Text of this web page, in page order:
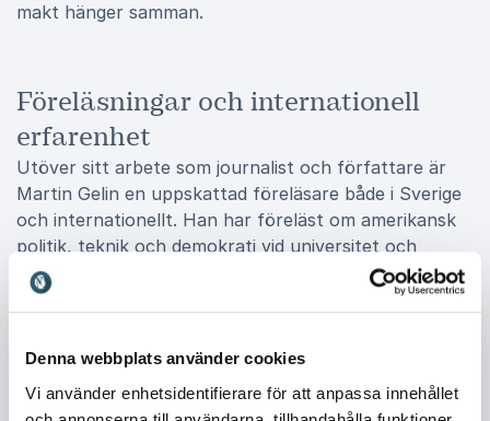
Denna webbplats använder cookies
Vi använder enhetsidentifierare för att anpassa innehållet
makt hänger samman.
Föreläsningar och internationell
erfarenhet
Utöver sitt arbete som journalist och författare är
Martin Gelin en uppskattad föreläsare både i Sverige
och internationellt. Han har föreläst om amerikansk
politik, teknik och demokrati vid universitet och
konferenser runt om i världen. Bland annat har han
talat vid Columbia University, New York University,
och Personal Democracy Forum. Han har också
New York Times och Foreign Policy. I Sverige hörs